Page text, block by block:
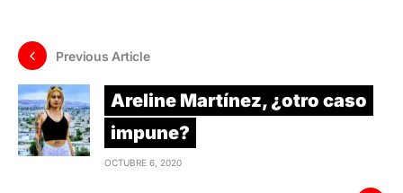
Previous Article
Areline Martínez, ¿otro caso
impune?
OCTUBRE 6, 2020